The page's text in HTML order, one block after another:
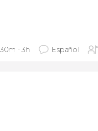
- 3h Español